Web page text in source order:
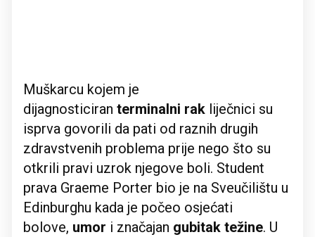
Muškarcu kojem je
dijagnosticiran terminalni rak liječnici su
isprva govorili da pati od raznih drugih
zdravstvenih problema prije nego što su
otkrili pravi uzrok njegove boli. Student
prava Graeme Porter bio je na Sveučilištu u
Edinburghu kada je počeo osjećati
bolove, umor i značajan gubitak težine. U